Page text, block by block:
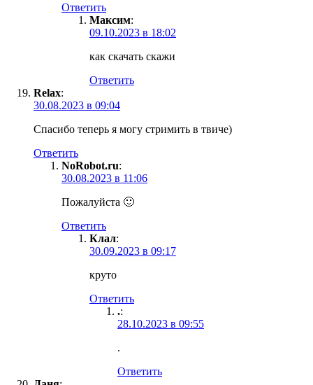
Ответить
Максим:
09.10.2023 в 18:02
как скачать скажи
Ответить
Relax:
30.08.2023 в 09:04
Спасибо теперь я могу стримить в твиче)
Ответить
NoRobot.ru:
30.08.2023 в 11:06
Пожалуйста 🙂
Ответить
Клал:
30.09.2023 в 09:17
круто
Ответить
.:
28.10.2023 в 09:55
.
Ответить